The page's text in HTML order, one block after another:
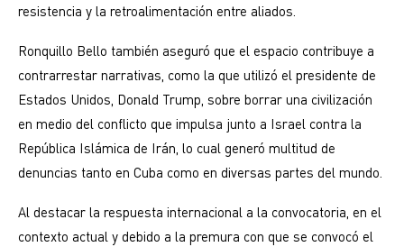
resistencia y la retroalimentación entre aliados.
Ronquillo Bello también aseguró que el espacio contribuye a
contrarrestar narrativas, como la que utilizó el presidente de
Estados Unidos, Donald Trump, sobre borrar una civilización
en medio del conflicto que impulsa junto a Israel contra la
República Islámica de Irán, lo cual generó multitud de
denuncias tanto en Cuba como en diversas partes del mundo.
Al destacar la respuesta internacional a la convocatoria, en el
contexto actual y debido a la premura con que se convocó el